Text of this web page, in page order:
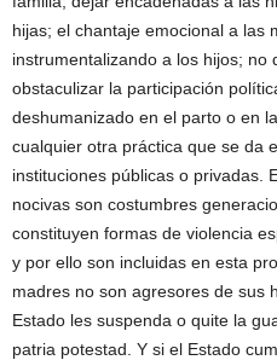
hijas; el chantaje emocional a las
instrumentalizando a los hijos; no
obstaculizar la participación
deshumanizado en el parto o en
cualquier otra práctica que se da
instituciones públicas o privadas.
nocivas son costumbres
constituyen formas de violencia
y por ello son incluidas en esta
madres no son agresores de sus
Estado les suspenda o quite la
patria potestad. Y si el Estado